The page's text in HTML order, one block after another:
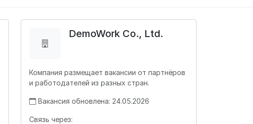
DemoWork Co., Ltd.
Компания размещает вакансии от партнёров
и работодателей из разных стран.
Вакансия обновлена: 24.05.2026
Связь через: